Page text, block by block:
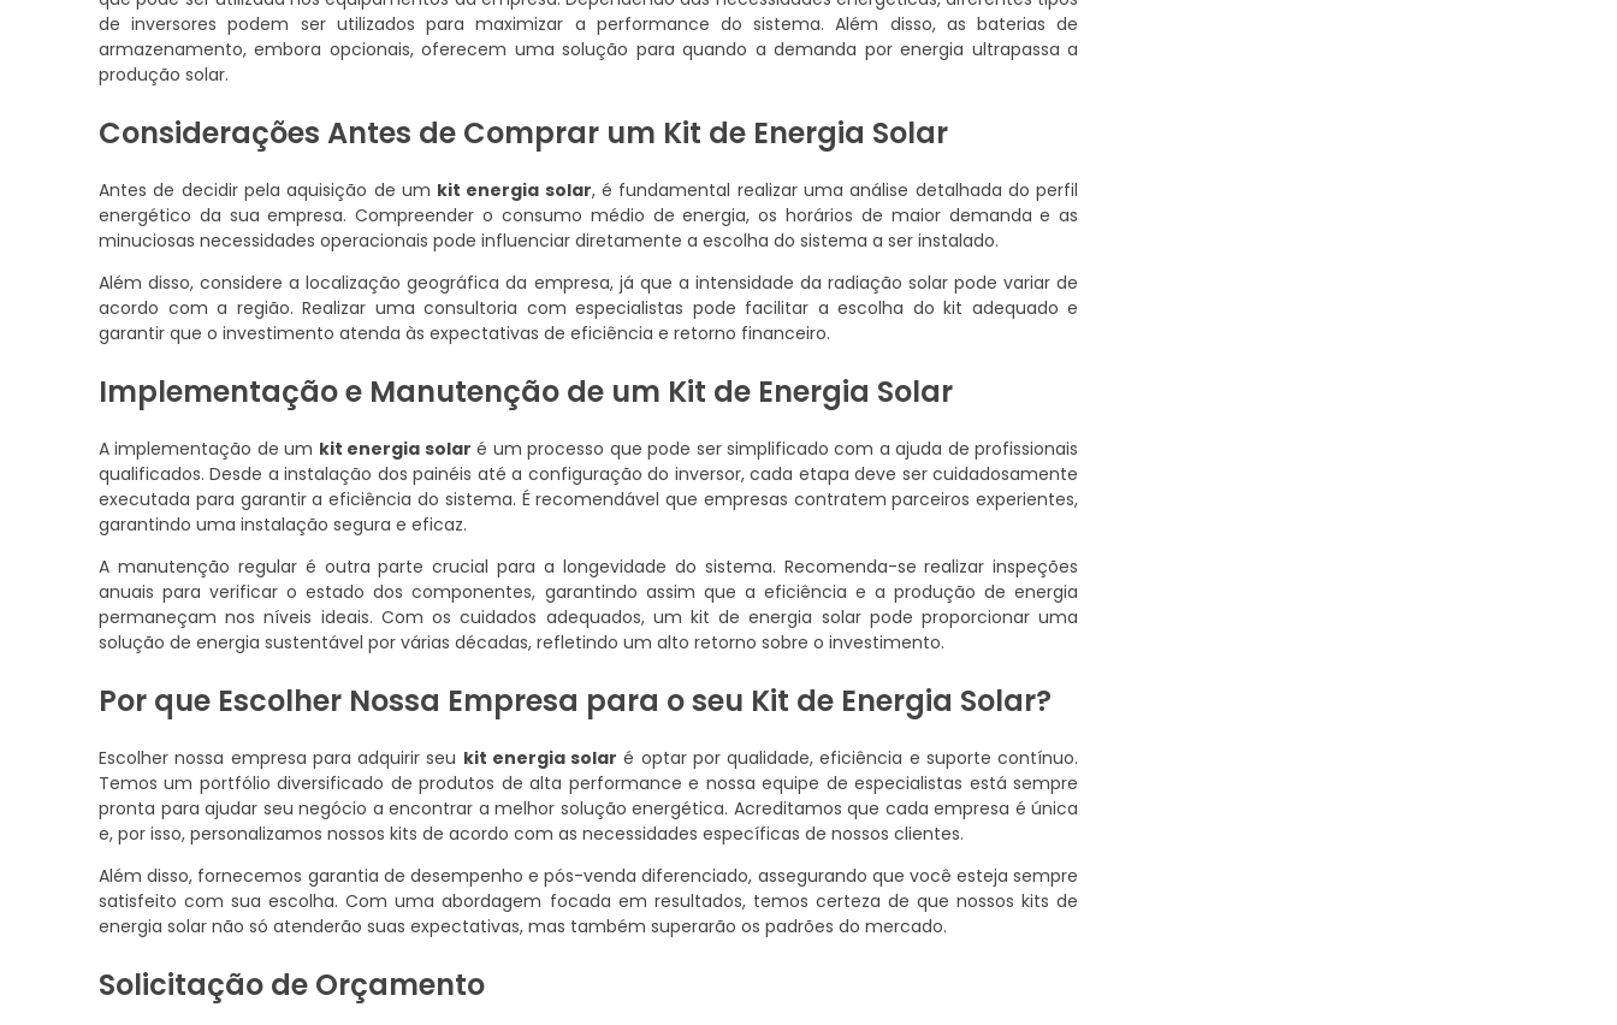
de inversores podem ser utilizados para maximizar a performance do sistema. Além disso, as baterias de
armazenamento, embora opcionais, oferecem uma solução para quando a demanda por energia ultrapassa a
produção solar.
Considerações Antes de Comprar um Kit de Energia Solar
Antes de decidir pela aquisição de um kit energia solar, é fundamental realizar uma análise detalhada do perfil
energético da sua empresa. Compreender o consumo médio de energia, os horários de maior demanda e as
minuciosas necessidades operacionais pode influenciar diretamente a escolha do sistema a ser instalado.
Além disso, considere a localização geográfica da empresa, já que a intensidade da radiação solar pode variar de
acordo com a região. Realizar uma consultoria com especialistas pode facilitar a escolha do kit adequado e
garantir que o investimento atenda às expectativas de eficiência e retorno financeiro.
Implementação e Manutenção de um Kit de Energia Solar
A implementação de um kit energia solar é um processo que pode ser simplificado com a ajuda de profissionais
qualificados. Desde a instalação dos painéis até a configuração do inversor, cada etapa deve ser cuidadosamente
executada para garantir a eficiência do sistema. É recomendável que empresas contratem parceiros experientes,
garantindo uma instalação segura e eficaz.
A manutenção regular é outra parte crucial para a longevidade do sistema. Recomenda-se realizar inspeções
anuais para verificar o estado dos componentes, garantindo assim que a eficiência e a produção de energia
permaneçam nos níveis ideais. Com os cuidados adequados, um kit de energia solar pode proporcionar uma
solução de energia sustentável por várias décadas, refletindo um alto retorno sobre o investimento.
Por que Escolher Nossa Empresa para o seu Kit de Energia Solar?
Escolher nossa empresa para adquirir seu kit energia solar é optar por qualidade, eficiência e suporte contínuo.
Temos um portfólio diversificado de produtos de alta performance e nossa equipe de especialistas está sempre
pronta para ajudar seu negócio a encontrar a melhor solução energética. Acreditamos que cada empresa é única
e, por isso, personalizamos nossos kits de acordo com as necessidades específicas de nossos clientes.
Além disso, fornecemos garantia de desempenho e pós-venda diferenciado, assegurando que você esteja sempre
satisfeito com sua escolha. Com uma abordagem focada em resultados, temos certeza de que nossos kits de
energia solar não só atenderão suas expectativas, mas também superarão os padrões do mercado.
Solicitação de Orçamento